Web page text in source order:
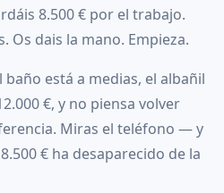
8.500 € por el trabajo.
Os dais la mano. Empieza.
baño está a medias, el albañil
€, y no piensa volver
Miras el teléfono — y
€ ha desaparecido de la